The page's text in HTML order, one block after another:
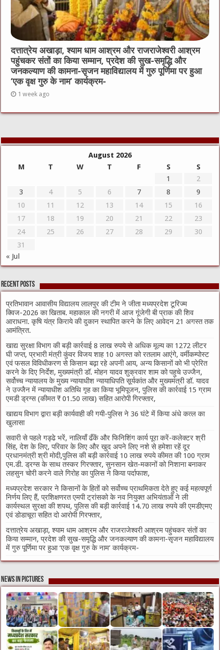
दत्तात्रेय अखाड़ा, श्याम धाम आश्रम और राजराजेश्वरी आश्रम
पहुंचकर संतों का किया सम्मान, प्रदेश की सुख-समृद्धि और
जनकल्याण की कामना-सृजन महाविद्यालय में गुरु पूर्णिमा पर हुआ
‘एक वृक्ष गुरु के नाम’ कार्यक्रम-
1 week ago
August 2026
M
T W T F S
S
1
2
3
4 5 6 7 8
9
10
11 12 13 14 15
16
17
18 19 20 21 22
23
24
25 26 27 28 29
30
31
« Jul
Recent Posts
प्रतिभावान आवासीय विद्यालय लालपुर की टीम ने जीता मध्यप्रदेश टूरिज्म
क्विज-2026 का खिताब. महाकाल की नगरी में आज गूंजेगी बी प्राक की शिव
आराधना. कृषि यंत्र किराये की दुकान स्थापित करने के लिए आवेदन 21 अगस्त तक
आमंत्रित.
खाद्य सुरक्षा विभाग की बड़ी कार्रवाई 8 लाख रुपये से अधिक मूल्य का 1272 लीटर
घी जप्त, प्रभारी मंत्री कुंवर विजय शाह 10 अगस्त को रतलाम आएंगे, वर्मीकम्पोस्ट
एवं फसल विविधीकरण से किसान बढ़ा रहे अपनी आय, अन्य किसानों को भी प्रेरित
करने के दिए निर्देश, मुख्यमंत्री डॉ. मोहन यादव शुक्रवार शाम को पहुचे उज्जैन,
सर्वोच्च न्यायालय के मुख्‍य न्‍यायाधीश न्यायाधिपति सूर्यकांत और मुख्यमंत्री डॉ. यादव
ने उज्जैन में न्यायाधीश अतिथि गृह का किया भूमिपूजन, पुलिस की कार्रवाई 15 ग्राम
एमडी ड्रग्स (कीमत ₹ 01.50 लाख) सहित आरोपी गिरफ्तार,
खाद्यय विभाग द्वारा बड़ी कार्यवाही की गयी-पुलिस ने 36 घंटे में किया अंधे कत्ल का
खुलासा
सवारी से पहले गड्ढे भरें, नालियाँ ढँकें और फिनिशिंग कार्य पूरा करें-कलेक्टर श्री
सिंह, देश के लिए, परिवार के लिए और खुद अपने लिए नशे से हमेशा रहें दूर
प्रधानमंत्री श्री मोदी,पुलिस की बड़ी कार्रवाई 10 लाख रुपये कीमत की 100 ग्राम
एम.डी. ड्रग्स के साथ तस्कर गिरफ्तार, सुनसान खेत-मकानों को निशाना बनाकर
लहसुन चोरी करने वाले गिरोह का पुलिस ने किया पर्दाफाश,
मध्यप्रदेश सरकार ने किसानों के हितों को सर्वोच्च प्राथमिकता देते हुए कई महत्वपूर्ण
निर्णय लिए हैं, प्रशिक्षणरत एमपी ट्रांसको के नव नियुक्त अभियंताओं ने ली
कार्यस्थल सुरक्षा की शपथ, पुलिस की बड़ी कार्रवाई 14.70 लाख रुपये की एमडीएमए
एवं डोडाचूरा सहित दो आरोपी गिरफ्तार,
दत्तात्रेय अखाड़ा, श्याम धाम आश्रम और राजराजेश्वरी आश्रम पहुंचकर संतों का
किया सम्मान, प्रदेश की सुख-समृद्धि और जनकल्याण की कामना-सृजन महाविद्यालय
में गुरु पूर्णिमा पर हुआ ‘एक वृक्ष गुरु के नाम’ कार्यक्रम-
News in Pictures